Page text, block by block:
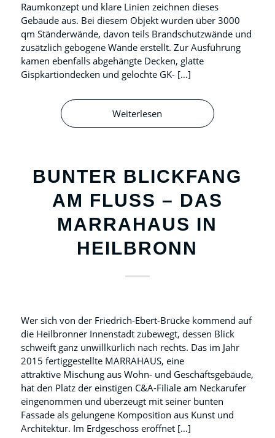
Raumkonzept und klare Linien zeichnen dieses
Gebäude aus. Bei diesem Objekt wurden über 3000
qm Ständerwände, davon teils Brandschutzwände und
zusätzlich gebogene Wände erstellt. Zur Ausführung
kamen ebenfalls abgehängte Decken, glatte
Gispkartiondecken und gelochte GK- […]
Weiterlesen
BUNTER BLICKFANG
AM FLUSS – DAS
MARRAHAUS IN
HEILBRONN
Wer sich von der Friedrich-Ebert-Brücke kommend auf
die Heilbronner Innenstadt zubewegt, dessen Blick
schweift ganz unwillkürlich nach rechts. Das im Jahr
2015 fertiggestellte MARRAHAUS, eine
attraktive Mischung aus Wohn- und Geschäftsgebäude,
hat den Platz der einstigen C&A-Filiale am Neckarufer
eingenommen und überzeugt mit seiner bunten
Fassade als gelungene Komposition aus Kunst und
Architektur. Im Erdgeschoss eröffnet […]